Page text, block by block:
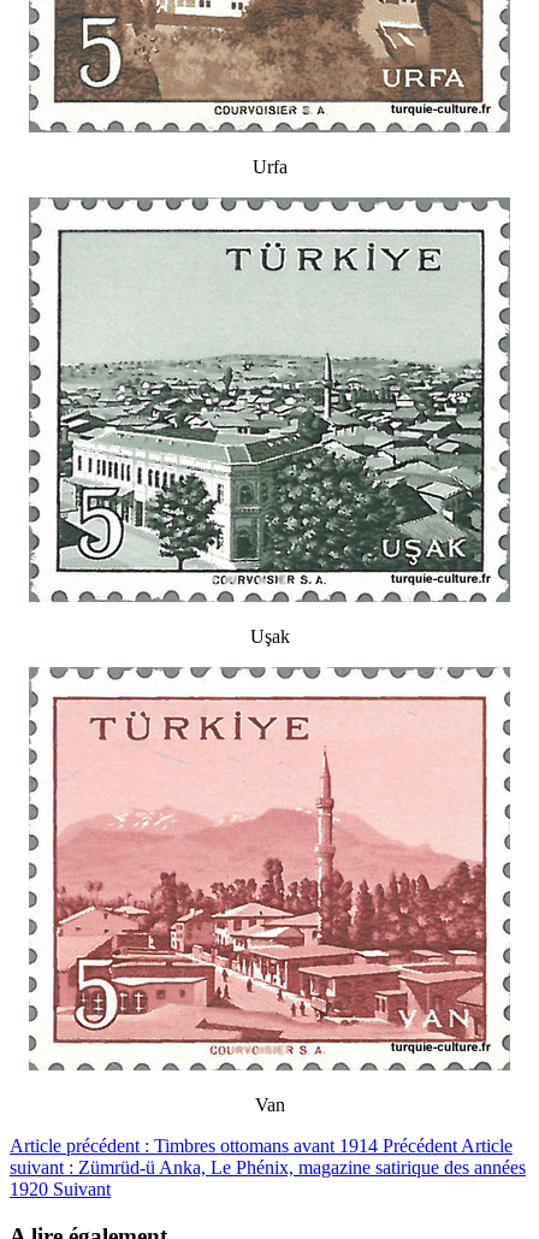
Urfa
Uşak
Van
Article précédent : Timbres ottomans avant 1914 Précédent Article
suivant : Zümrüd-ü Anka, Le Phénix, magazine satirique des années
1920 Suivant